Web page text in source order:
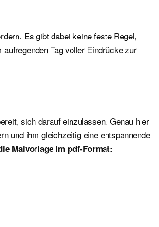
Es gibt dabei keine feste Regel,
Tag voller Eindrücke zur
sich darauf einzulassen. Genau hier
und ihm gleichzeitig eine entspannende
Malvorlage im pdf-Format: